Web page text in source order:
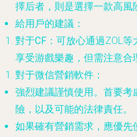
擇后者，則是選擇一款高風
給用戶的建議 ：
對于CF ：可放心通過ZOL
享受游戲樂趣，但需注意合
對于微信營銷軟件 ：
強烈建議謹慎使用。首要考
險，以及可能的法律責任。
如果確有營銷需求，應優